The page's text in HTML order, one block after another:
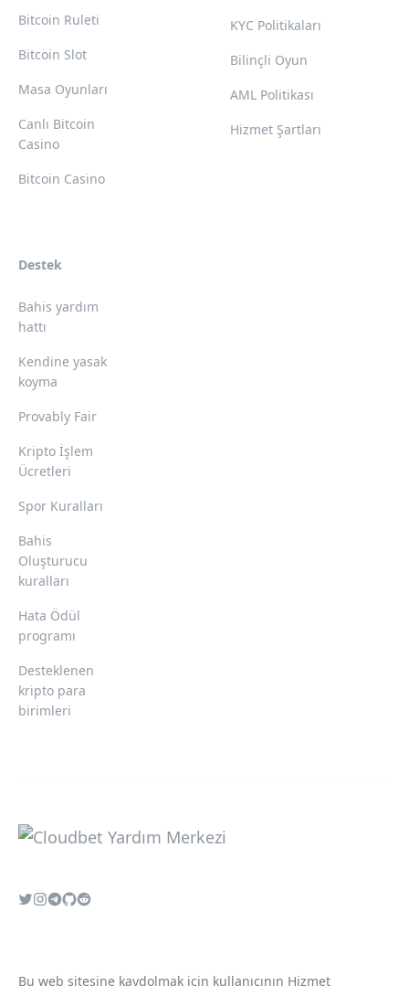
Bitcoin Ruleti
Bitcoin Slot
Masa Oyunları
Canlı Bitcoin
Casino
Bitcoin Casino
KYC Politikaları
Bilinçli Oyun
AML Politikası
Hizmet Şartları
Destek
Bahis yardım
hattı
Kendine yasak
koyma
Provably Fair
Kripto İşlem
Ücretleri
Spor Kuralları
Bahis
Oluşturucu
kuralları
Hata Ödül
programı
Desteklenen
kripto para
birimleri
Bu web sitesine kaydolmak için kullanıcının Hizmet